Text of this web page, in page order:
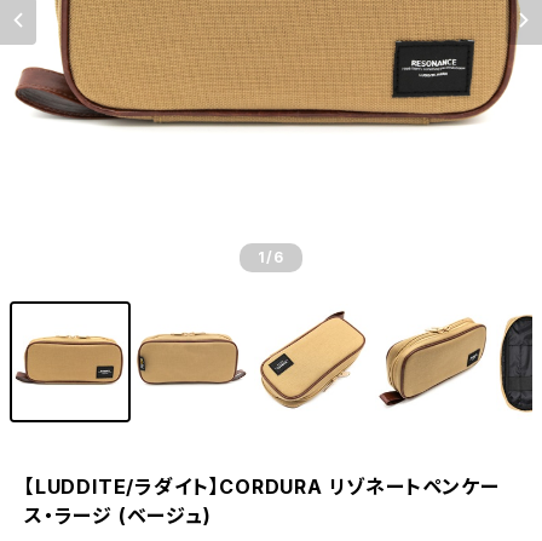
1 /6
【LUDDITE/ラダイト】CORDURA リゾネートペンケー
ス・ラージ (ベージュ)